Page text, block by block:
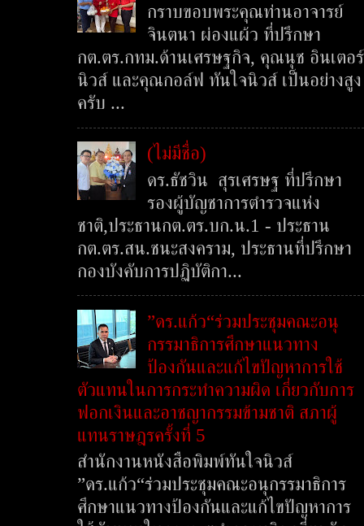
กราบขอบพระคุณท่านอาจารย์
จินตนา ผ่องแผ้ว ที่ปรึกษา
กต.ตร.กทม.ด้านเศรษฐกิจ, คุณนุช อินเตอร์
นิวส์ และคุณกอล์ฟ ทันใจนิวส์ เป็นอย่างสูง
ครับ ...
(ไม่มีชื่อ)
ดร.ธัชวิน สุรเศรษฐ ที่ปรึกษา
รองผู้บัญชาการตำรวจแห่ง
ชาติ,ประธานกต.ตร.บก.น.1 - ประธาน
กต.ตร.สน.ชนะสงคราม, ประธานที่ปรึกษา
กองบังคับการปฏิบัติกา...
”ดร.แก้ว“ร่วมประชุมคณะอนุ
กรรมาธิการศึกษาแนวทาง
ป้องกันและแก้ไขปัญหาการใช้
ตัวแทนในการกระทำความผิด เกี่ยวกับการ
ฟอกเงินและอาชญากรรมข้ามชาติ สภาผู้
แทนราษฎรครั้งที่ 5
สำนักงานหนังสือพิมพ์ทันใจนิวส์
”ดร.แก้ว“ร่วมประชุมคณะอนุกรรมาธิการ
ศึกษาแนวทางป้องกันและแก้ไขปัญหาการ